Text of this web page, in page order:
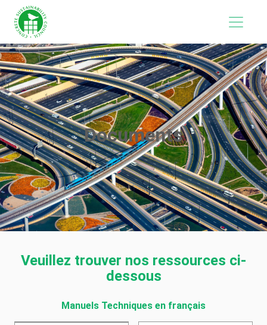
Documents
Veuillez trouver nos ressources ci-
dessous
Manuels Techniques en français